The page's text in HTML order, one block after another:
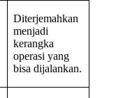
Diterjemahkan
menjadi
kerangka
operasi yang
bisa dijalankan.